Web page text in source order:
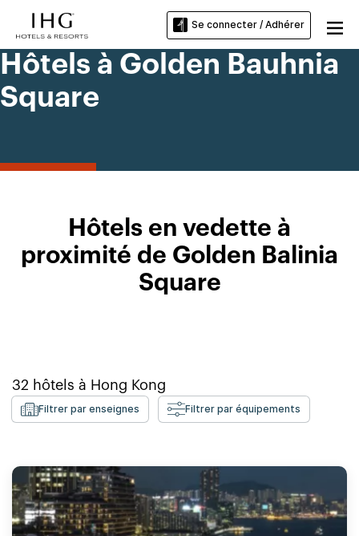
Se connecter / Adhérer
Hôtels à Golden Bauhnia
Square
Hôtels en vedette à
proximité de Golden Balinia
Square
32 hôtels à Hong Kong
Filtrer par enseignes Filtrer par équipements